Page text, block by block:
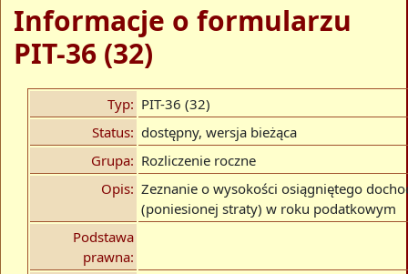
Informacje o formularzu
PIT-36 (32)
Typ: PIT-36 (32)
Status: dostępny, wersja bieżąca
Grupa: Rozliczenie roczne
Opis: Zeznanie o wysokości osiągniętego
(poniesionej straty) w roku podatkowym
Podstawa
prawna: